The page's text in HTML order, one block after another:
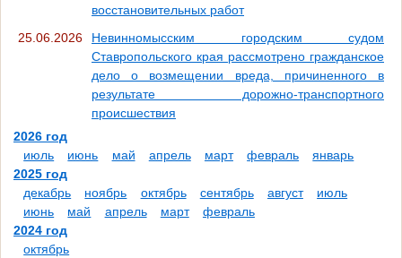
восстановительных работ
25.06.2026
Невинномысским городским судом
Ставропольского края рассмотрено гражданское
дело о возмещении вреда, причиненного в
результате дорожно-транспортного
происшествия
2026 год
июль
июнь май апрель март февраль
январь
2025 год
декабрь
ноябрь октябрь сентябрь август
июль
июнь
май апрель март
февраль
2024 год
октябрь